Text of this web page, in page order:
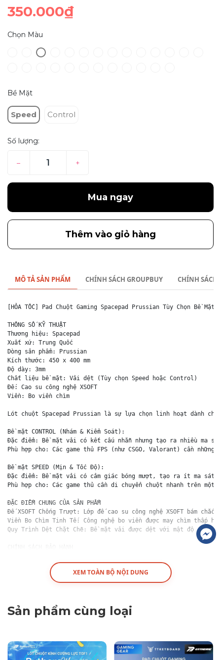
350.000₫
Chọn Màu
Bề Mặt
Speed Control
Số lượng:
– +
Mua ngay
Thêm vào giỏ hàng
MÔ TẢ SẢN PHẨM CHÍNH SÁCH GROUPBUY CHÍNH SÁCH
[HỎA TỐC] Pad Chuột Gaming Spacepad Prussian Tùy Chọn Bề Mặt
THÔNG SỐ KỸ THUẬT
Thương hiệu: Spacepad
Xuất xứ: Trung Quốc
Dòng sản phẩm: Prussian
Kích thước: 450 x 400 mm
Độ dày: 3mm
Chất liệu bề mặt: Vải dệt (Tùy chọn Speed hoặc Control)
Đế: Cao su công nghệ XSOFT
Viền: Bo viền chìm
Lót chuột Spacepad Prussian là sự lựa chọn linh hoạt dành
Bề mặt CONTROL (Nhám & Kiểm Soát):
Đặc điểm: Bề mặt vải có kết cấu nhẵn nhưng tạo ra nhiều
Phù hợp cho: Các game thủ FPS (như CSGO, Valorant) cần
Bề mặt SPEED (Mịn & Tốc Độ):
Đặc điểm: Bề mặt vải có cảm giác bóng mượt, tạo ra ít ma
Phù hợp cho: Các game thủ cần di chuyển chuột nhanh trên
ĐẶC ĐIỂM CHUNG CỦA SẢN PHẨM
Đế XSOFT Chống Trượt: Lớp đế cao su công nghệ XSOFT bám
Viền Bo Chìm Tinh Tế: Công nghệ bo viền được may chìm thấp
Quy Trình Dệt Chặt Chẽ: Bề mặt vải được dệt với mật độ
TTKeyboard hỗ trợ đổi trả theo đúng quy định của Shopee
CAM KẾT TỪ TTKEYBOARD
Đội ngũ tư vấn luôn sẵn sàng hỗ trợ, giải đáp mọi thắc mắc
XEM TOÀN BỘ NỘI DUNG
Sản phẩm cùng loại